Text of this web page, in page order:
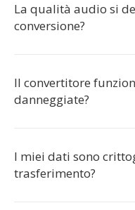
La qualità audio si
conversione?
Il convertitore
danneggiate?
I miei dati sono
trasferimento?